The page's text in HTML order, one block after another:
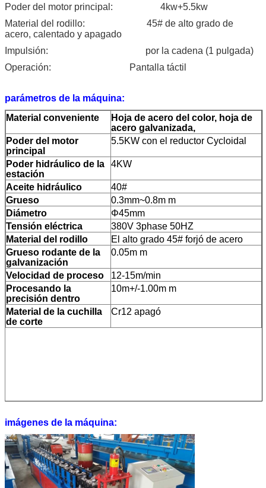
Poder del motor principal:
4kw+5.5kw
Material del rodillo:
45# de alto grado de
acero, calentado y apagado
Impulsión: por la cadena (1 pulgada)
Operación:
Pantalla táctil
parámetros de la máquina:
Material conveniente
Hoja de acero del color, hoja de
acero galvanizada,
Poder del motor
principal
5.5KW con el reductor Cycloidal
Poder hidráulico de la
estación
4KW
Aceite hidráulico
40#
Grueso
0.3mm~0.8m m
Diámetro
Φ45mm
Tensión eléctrica
380V 3phase 50HZ
Material del rodillo
El alto grado 45# forjó de acero
Grueso rodante de la
galvanización
0.05m m
Velocidad de proceso
12-15m/min
Procesando la
precisión dentro
10m+/-1.00m m
Material de la cuchilla
de corte
Cr12 apagó
imágenes de la máquina: